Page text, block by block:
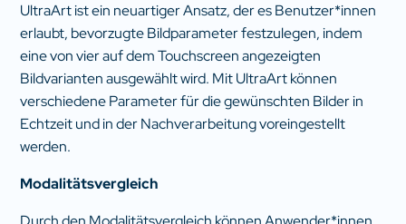
UltraArt ist ein neuartiger Ansatz, der es Benutzer*innen
erlaubt, bevorzugte Bildparameter festzulegen, indem
eine von vier auf dem Touchscreen angezeigten
Bildvarianten ausgewählt wird. Mit UltraArt können
verschiedene Parameter für die gewünschten Bilder in
Echtzeit und in der Nachverarbeitung voreingestellt
werden.
Modalitätsvergleich